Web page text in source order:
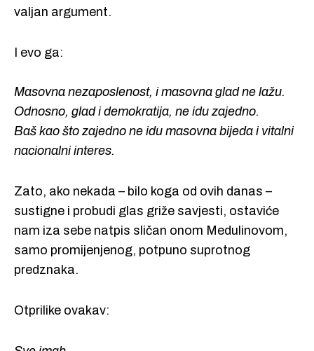
valjan argument.
I evo ga:
Masovna nezaposlenost, i masovna glad ne lažu.
Odnosno, glad i demokratija, ne idu zajedno.
Baš kao što zajedno ne idu masovna bijeda i vitalni
nacionalni interes.
Zato, ako nekada – bilo koga od ovih danas –
sustigne i probudi glas griže savjesti, ostaviće
nam iza sebe natpis sličan onom Medulinovom,
samo promijenjenog, potpuno suprotnog
predznaka.
Otprilike ovakav: